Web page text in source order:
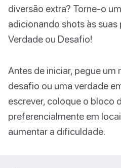
diversão extra? Torne-o
adicionando shots às
Verdade ou Desafio!
Antes de iniciar, pegue um
desafio ou uma verdade
escrever, coloque o bloco
preferencialmente em
aumentar a dificuldade.